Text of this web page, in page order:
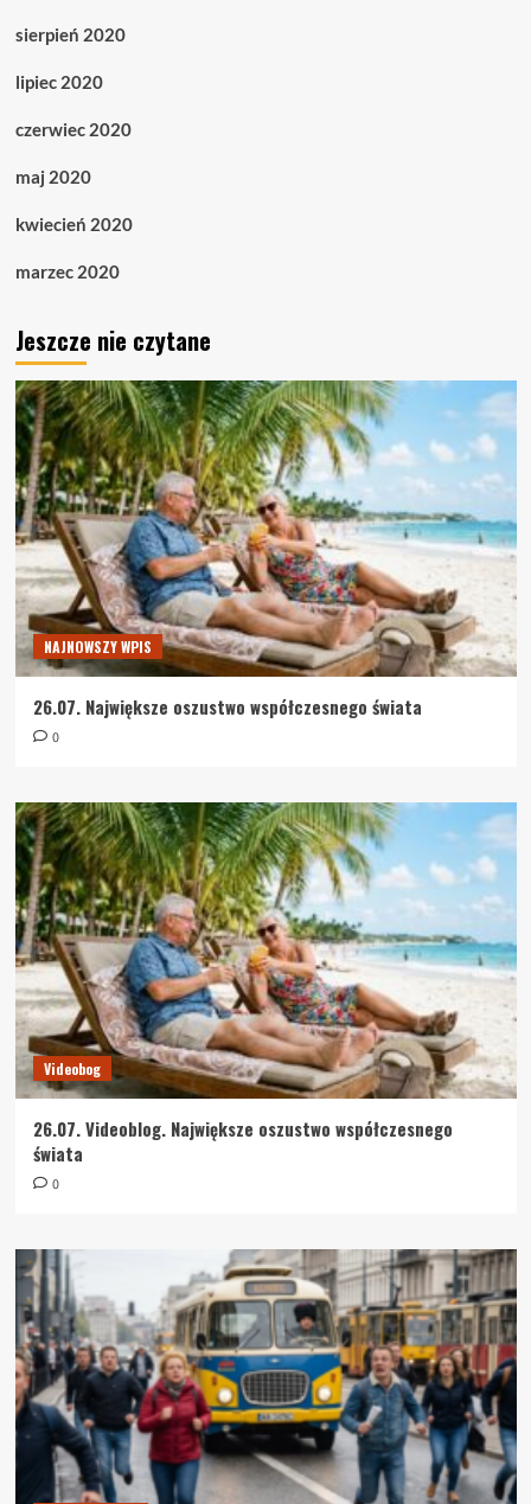
sierpień 2020
lipiec 2020
czerwiec 2020
maj 2020
kwiecień 2020
marzec 2020
Jeszcze nie czytane
NAJNOWSZY WPIS
26.07. Największe oszustwo współczesnego świata
0
Videobog
26.07. Videoblog. Największe oszustwo współczesnego
świata
0